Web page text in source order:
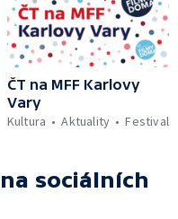
ČT na MFF Karlovy
Vary
Kultura
Aktuality Festival
na sociálních